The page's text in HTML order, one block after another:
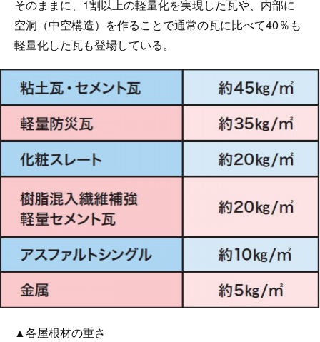
そのままに、1割以上の軽量化を実現した瓦や、内部に
空洞（中空構造）を作ることで通常の瓦に比べて40％も
軽量化した瓦も登場している。
▲各屋根材の重さ